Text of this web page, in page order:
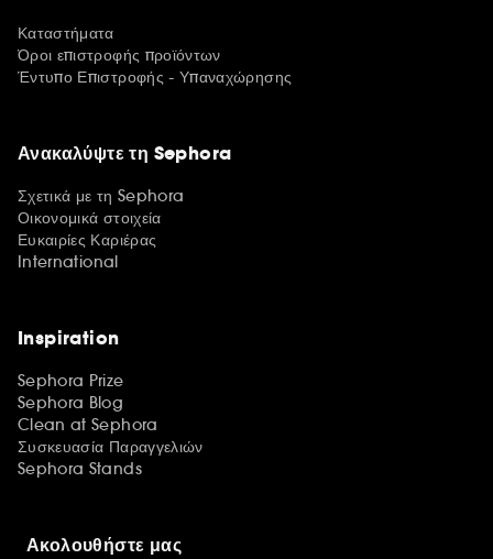
Καταστήματα
Όροι επιστροφής προϊόντων
Έντυπο Επιστροφής - Υπαναχώρησης
Ανακαλύψτε τη Sephora
Σχετικά με τη Sephora
Οικονομικά στοιχεία
Ευκαιρίες Καριέρας
International
Inspiration
Sephora Prize
Sephora Blog
Clean at Sephora
Συσκευασία Παραγγελιών
Sephora Stands
Ακολουθήστε μας